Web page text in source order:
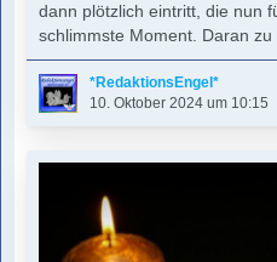
dann plötzlich eintritt, die nun
schlimmste Moment. Daran
*RedaktionsEngel*
10. Oktober 2024 um 10:15